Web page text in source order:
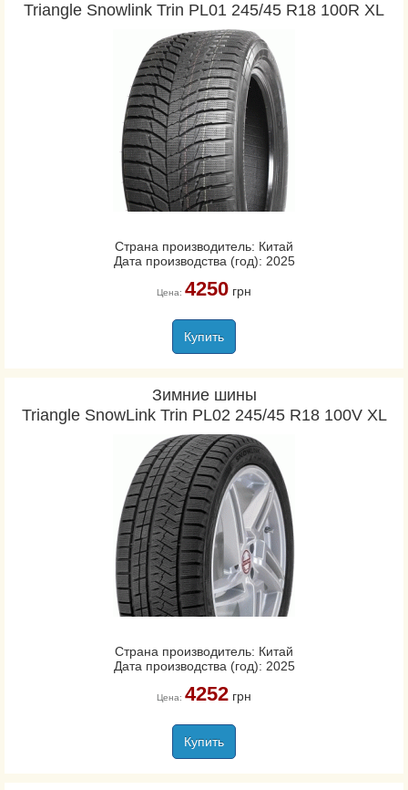
Triangle Snowlink Trin PL01 245/45 R18 100R XL
Страна производитель: Китай
Дата производства (год): 2025
Цена: 4250грн
Купить
Зимние шины
Triangle SnowLink Trin PL02 245/45 R18 100V XL
Страна производитель: Китай
Дата производства (год): 2025
Цена: 4252грн
Купить